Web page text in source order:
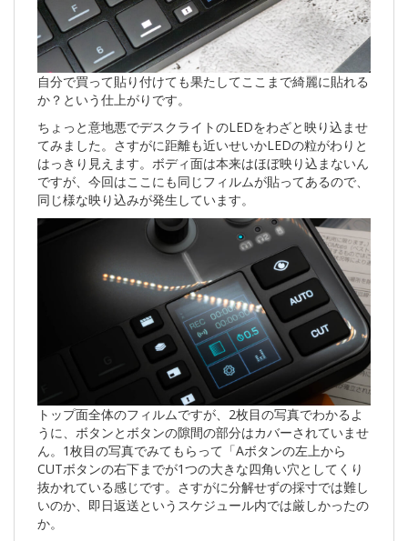
自分で買って貼り付けても果たしてここまで綺麗に貼れる
か？という仕上がりです。
ちょっと意地悪でデスクライトのLEDをわざと映り込ませ
てみました。さすがに距離も近いせいかLEDの粒がわりと
はっきり見えます。ボディ面は本来はほぼ映り込まないん
ですが、今回はここにも同じフィルムが貼ってあるので、
同じ様な映り込みが発生しています。
トップ面全体のフィルムですが、2枚目の写真でわかるよ
うに、ボタンとボタンの隙間の部分はカバーされていませ
ん。1枚目の写真でみてもらって「Aボタンの左上から
CUTボタンの右下までが1つの大きな四角い穴としてくり
抜かれている感じです。さすがに分解せずの採寸では難し
いのか、即日返送というスケジュール内では厳しかったの
か。